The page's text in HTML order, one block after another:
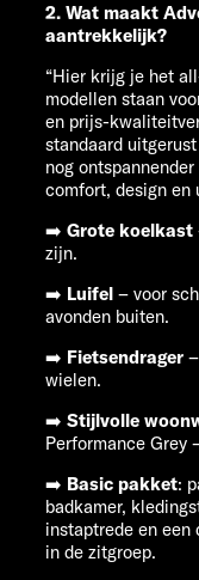
2. Wat maakt
aantrekkelijk?
“Hier krijg je het
modellen staan
en prijs-
standaard
nog
comfort, design en
➡️ Grote koelkast
zijn.
➡️ Luifel – voor
avonden buiten.
➡️ Fietsendrager
wielen.
➡️ Stijlvolle
Performance Grey
➡️ Basic pakket:
badkamer,
instaptrede en
in de zitgroep.